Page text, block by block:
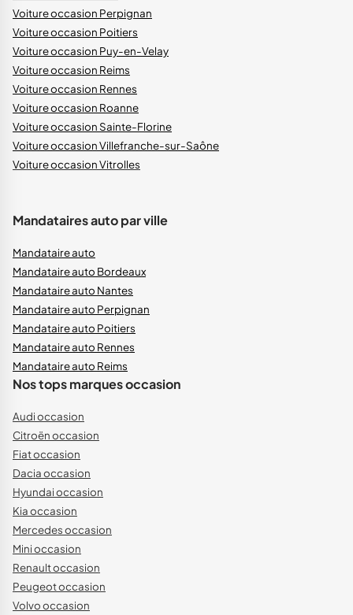
Voiture occasion Perpignan
Voiture occasion Poitiers
Voiture occasion Puy-en-Velay
Voiture occasion Reims
Voiture occasion Rennes
Voiture occasion Roanne
Voiture occasion Sainte-Florine
Voiture occasion Villefranche-sur-Saône
Voiture occasion Vitrolles
Mandataires auto par ville
Mandataire auto
Mandataire auto Bordeaux
Mandataire auto Nantes
Mandataire auto Perpignan
Mandataire auto Poitiers
Mandataire auto Rennes
Mandataire auto Reims
Nos tops marques occasion
Audi occasion
Citroën occasion
Fiat occasion
Dacia occasion
Hyundai occasion
Kia occasion
Mercedes occasion
Mini occasion
Renault occasion
Peugeot occasion
Volvo occasion